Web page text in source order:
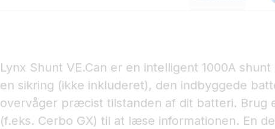
Lynx Shunt VE.Can er en intelligent 1000A
en sikring (ikke inkluderet), den indbyggede
overvåger præcist tilstanden af dit batteri. Brug
(f.eks. Cerbo GX) til at læse informationen. En